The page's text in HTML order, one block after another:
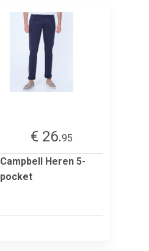
€ 26.95
Campbell Heren 5-
pocket